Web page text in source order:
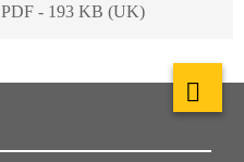
PDF - 193 KB (UK)